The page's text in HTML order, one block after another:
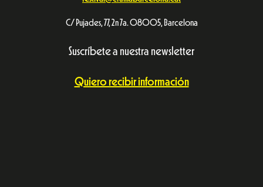
C/ Pujades, 77, 2n 7a. 08005, Barcelona
Suscríbete a nuestra newsletter
Quiero recibir información